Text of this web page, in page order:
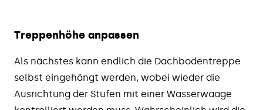
Treppenhöhe anpassen
Als nächstes kann endlich die Dachbodentreppe
selbst eingehängt werden, wobei wieder die
Ausrichtung der Stufen mit einer Wasserwaage